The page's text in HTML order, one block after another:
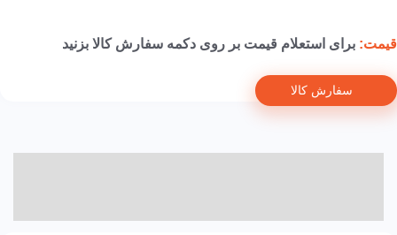
قیمت: برای استعلام قیمت بر روی دکمه سفارش کالا بزنید
سفارش کالا